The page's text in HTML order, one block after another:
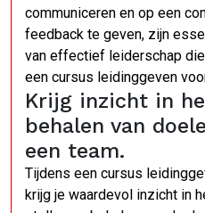
communiceren en op een
feedback te geven, zijn
van effectief leiderschap
een cursus leidinggeven
Krijg inzicht in
behalen van
een team.
Tijdens een cursus
krijg je waardevol inzicht in